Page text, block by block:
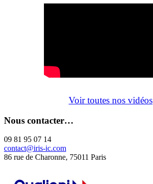
Voir toutes nos vidéos
Nous contacter…
09 81 95 07 14
contact@iris-ic.com
86 rue de Charonne, 75011 Paris